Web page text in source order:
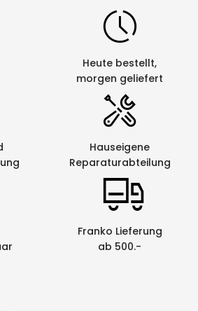
Heute bestellt,
morgen geliefert
Hauseigene
Reparaturabteilung
Franko Lieferung
ab 500.-